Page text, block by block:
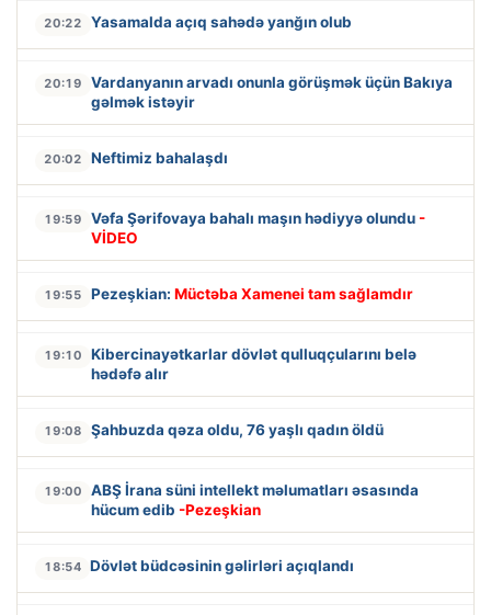
20:22 Yasamalda açıq sahədə yanğın olub
20:19
Vardanyanın arvadı onunla görüşmək üçün Bakıya
gəlmək istəyir
20:02 Neftimiz bahalaşdı
19:59 Vəfa Şərifovaya bahalı maşın hədiyyə olundu -
VİDEO
19:55 Pezeşkian: Müctəba Xamenei tam sağlamdır
19:10
Kibercinayətkarlar dövlət qulluqçularını belə
hədəfə alır
19:08 Şahbuzda qəza oldu, 76 yaşlı qadın öldü
19:00
ABŞ İrana süni intellekt məlumatları əsasında
hücum edib -Pezeşkian
18:54 Dövlət büdcəsinin gəlirləri açıqlandı